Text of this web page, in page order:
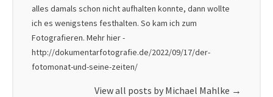
alles damals schon nicht aufhalten konnte, dann wollte
ich es wenigstens festhalten. So kam ich zum
Fotografieren. Mehr hier -
http://dokumentarfotografie.de/2022/09/17/der-
fotomonat-und-seine-zeiten/
View all posts by Michael Mahlke →